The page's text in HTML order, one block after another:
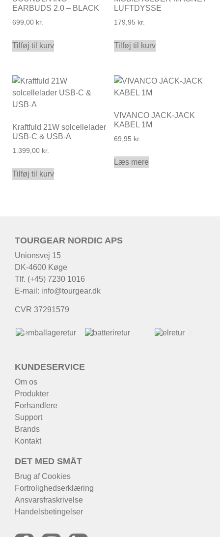
EARBUDS 2.0 – BLACK
699,00 kr.
Tilføj til kurv
LUFTDYSSE
179,95 kr.
Tilføj til kurv
Kraftfuld 21W solcellelader
USB-C & USB-A
1.399,00 kr.
Tilføj til kurv
VIVANCO JACK-JACK
KABEL 1M
69,95 kr.
Læs mere
TOURGEAR NORDIC APS
Unionsvej 15
DK-4600 Køge
Tlf. (+45) 7230 1016
E-mail: info@tourgear.dk
CVR 37291579
KUNDESERVICE
Om os
Produkter
Forhandlere
Support
Brands
Kontakt
DET MED SMÅT
Brug af Cookies
Fortrolighedserklæring
Ansvarsfraskrivelse
Handelsbetingelser